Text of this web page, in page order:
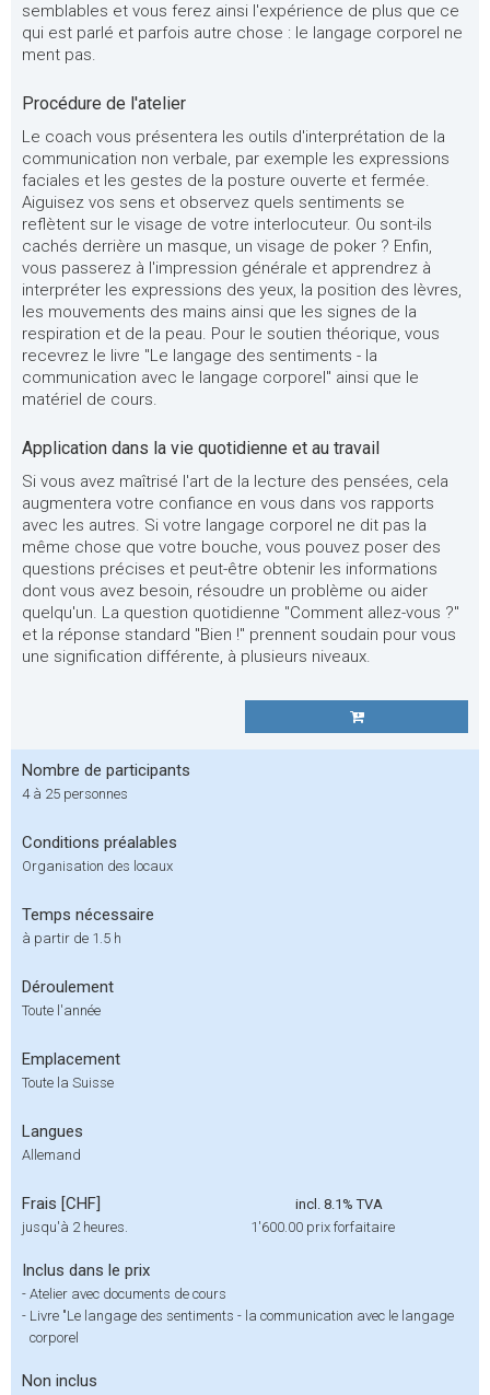
semblables et vous ferez ainsi l'expérience de plus que ce
qui est parlé et parfois autre chose : le langage corporel ne
ment pas.
Procédure de l'atelier
Le coach vous présentera les outils d'interprétation de la
communication non verbale, par exemple les expressions
faciales et les gestes de la posture ouverte et fermée.
Aiguisez vos sens et observez quels sentiments se
reflètent sur le visage de votre interlocuteur. Ou sont-ils
cachés derrière un masque, un visage de poker ? Enfin,
vous passerez à l'impression générale et apprendrez à
interpréter les expressions des yeux, la position des lèvres,
les mouvements des mains ainsi que les signes de la
respiration et de la peau. Pour le soutien théorique, vous
recevrez le livre "Le langage des sentiments - la
communication avec le langage corporel" ainsi que le
matériel de cours.
Application dans la vie quotidienne et au travail
Si vous avez maîtrisé l'art de la lecture des pensées, cela
augmentera votre confiance en vous dans vos rapports
avec les autres. Si votre langage corporel ne dit pas la
même chose que votre bouche, vous pouvez poser des
questions précises et peut-être obtenir les informations
dont vous avez besoin, résoudre un problème ou aider
quelqu'un. La question quotidienne "Comment allez-vous ?"
et la réponse standard "Bien !" prennent soudain pour vous
une signification différente, à plusieurs niveaux.
Nombre de participants
4 à 25 personnes
Conditions préalables
Organisation des locaux
Temps nécessaire
à partir de 1.5 h
Déroulement
Toute l'année
Emplacement
Toute la Suisse
Langues
Allemand
Frais [CHF]
incl. 8.1% TVA
jusqu'à 2 heures.
1'600.00 prix forfaitaire
Inclus dans le prix
- Atelier avec documents de cours
- Livre "Le langage des sentiments - la communication avec le langage
corporel
Non inclus